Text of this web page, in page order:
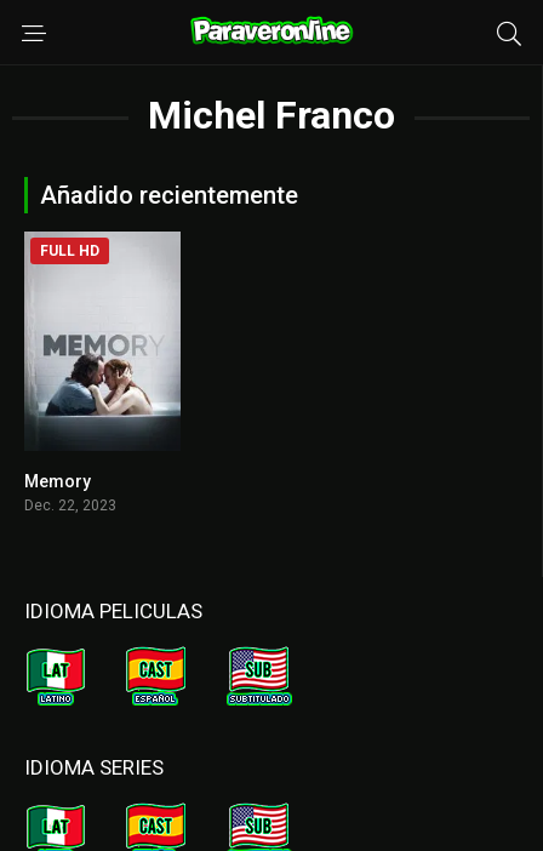
Michel Franco
Añadido recientemente
FULL HD
Memory
Dec. 22, 2023
IDIOMA PELICULAS
IDIOMA SERIES